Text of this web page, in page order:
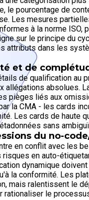
le pourcentage de
Les mesures
à la norme
sur le principe du
attributs dans les
et de
de qualification au
allégations absolues.
pièges liés aux
la CMA - les cards
Les cards de haute
sans
du no-
en conflit avec les
en auto-
dynamique
la conformité. Les
mais ralentissent le
le